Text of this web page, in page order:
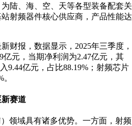
陆、海、空、天等各型装备配套关
射频器件核心供应商，产品性能达
财报，数据显示，2025年三季度，
亿元，当期净利润为2.47亿元，其
9.44亿元，占比88.19%；射频芯片
赛道
领域具有诸多优势。一方面，射频